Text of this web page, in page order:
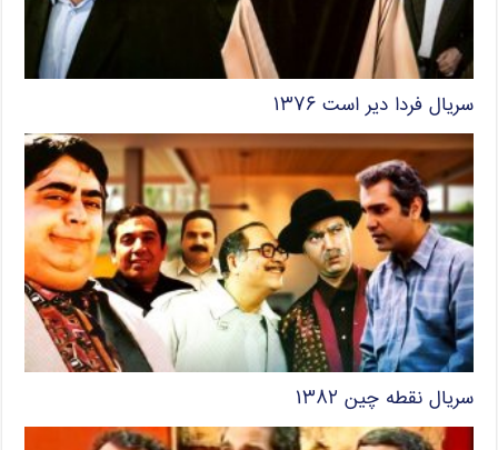
سریال فردا دیر است ۱۳۷۶
سریال نقطه چین ۱۳۸۲